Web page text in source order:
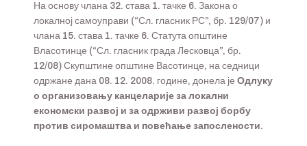
На основу члана 32. става 1. тачке 6. Закона о
локалној самоуправи (“Сл. гласник РС”, бр. 129/07) и
члана 15. става 1. тачке 6. Статута општине
Власотинце (“Сл. гласник града Лесковца”, бр.
12/08) Скупштине општине Васотинце, на седници
одржане дана 08. 12. 2008. године, донела је Одлуку
о организовању канцеларије за локални
економски развој и за одрживи развој борбу
против сиромаштва и повећање запослености.